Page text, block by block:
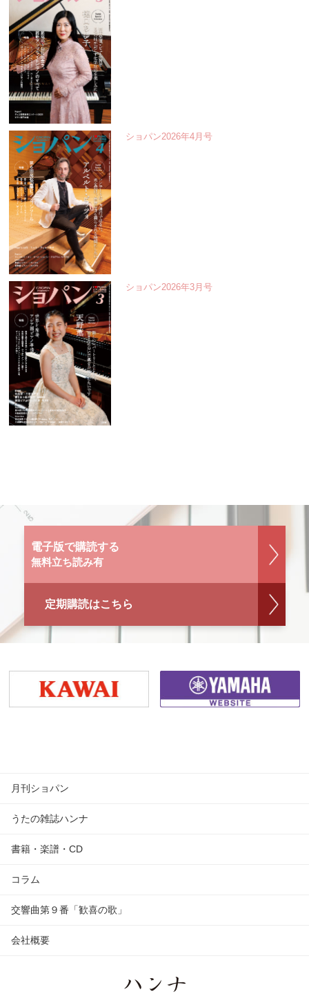
ショパン2026年4月号
ショパン2026年3月号
電子版で購読する
無料立ち読み有
定期購読はこちら
月刊ショパン
うたの雑誌ハンナ
書籍・楽譜・CD
コラム
交響曲第９番「歓喜の歌」
会社概要